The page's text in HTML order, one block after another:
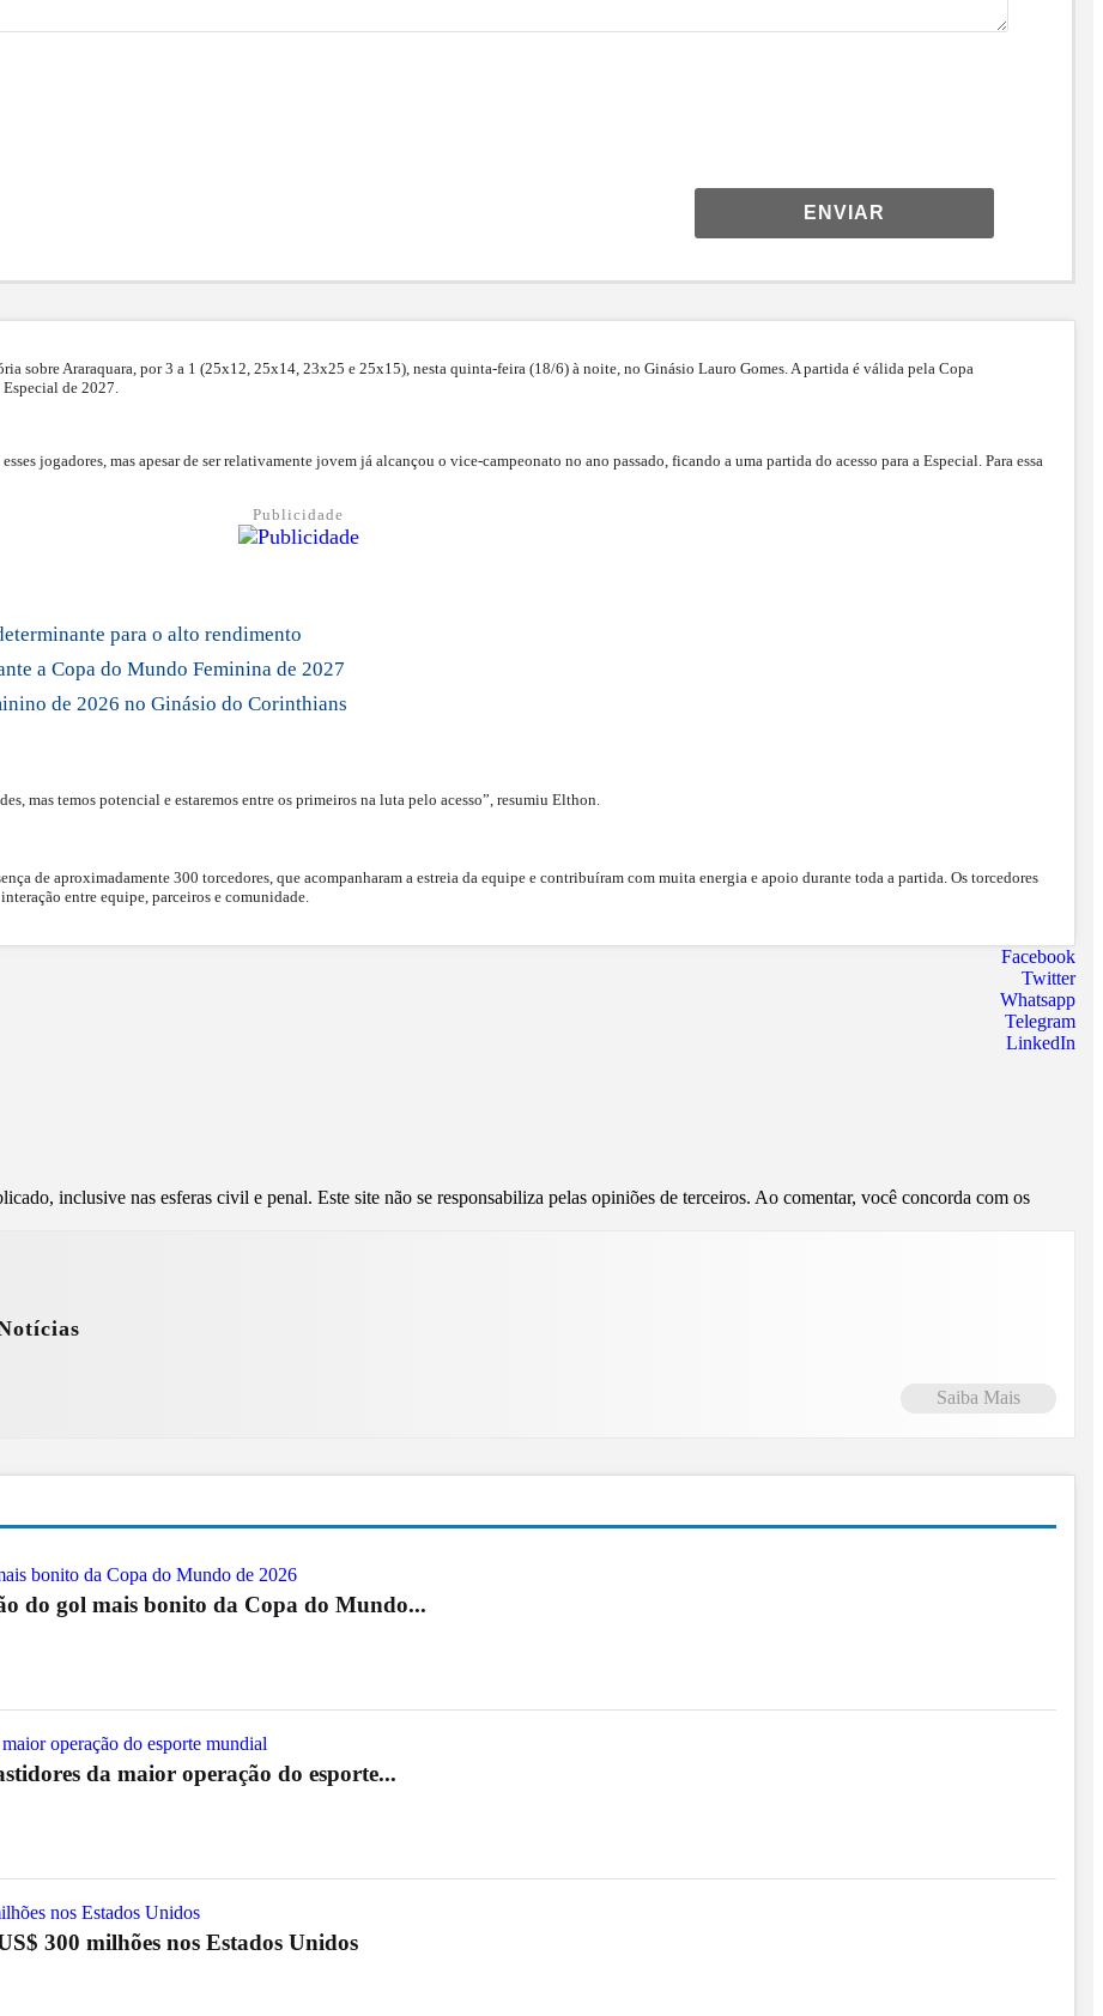
ENVIAR
sobre Araraquara, por 3 a 1 (25x12, 25x14, 23x25 e 25x15), nesta quinta-feira (18/6) à noite, no Ginásio Lauro Gomes. A partida é válida pela Copa
de 2027.
jogadores, mas apesar de ser relativamente jovem já alcançou o vice-campeonato no ano passado, ficando a uma partida do acesso para a Especial. Para essa
Publicidade
para o alto rendimento
a Copa do Mundo Feminina de 2027
de 2026 no Ginásio do Corinthians
mas temos potencial e estaremos entre os primeiros na luta pelo acesso”, resumiu Elthon.
de aproximadamente 300 torcedores, que acompanharam a estreia da equipe e contribuíram com muita energia e apoio durante toda a partida. Os torcedores
entre equipe, parceiros e comunidade.
Facebook
Twitter
Whatsapp
Telegram
LinkedIn
inclusive nas esferas civil e penal. Este site não se responsabiliza pelas opiniões de terceiros. Ao comentar, você concorda com os
Saiba Mais
do gol mais bonito da Copa do Mundo...
da maior operação do esporte...
300 milhões nos Estados Unidos